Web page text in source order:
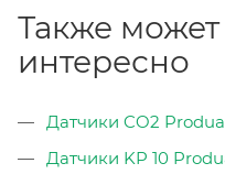
Также
интересно
Датчики CO2
Датчики KP 10